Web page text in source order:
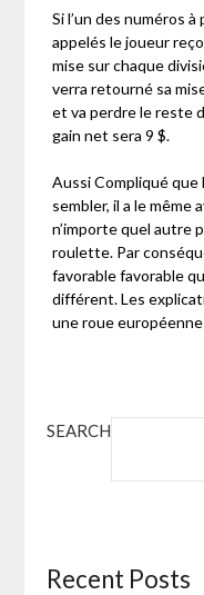
Si l’un des numéros
appelés le joueur
mise sur chaque
verra retourné sa
et va perdre le reste
gain net sera 9 $.
Aussi Compliqué que
sembler, il a le même
n’importe quel autre
roulette. Par
favorable favorable
différent. Les
une roue européenne
SEARCH
Recent Posts